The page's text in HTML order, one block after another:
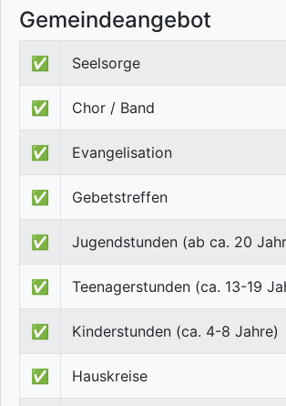
Gemeindeangebot
✅ Seelsorge
✅ Chor / Band
✅ Evangelisation
✅ Gebetstreffen
✅ Jugendstunden (ab ca. 20
✅ Teenagerstunden (ca. 13-19
✅ Kinderstunden (ca. 4-8 Jahre)
✅ Hauskreise